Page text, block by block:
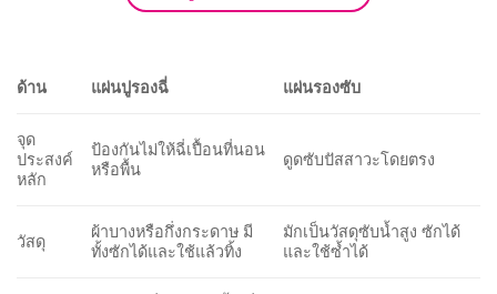
ด้าน แผ่นปูรองฉี่ แผ่นรองซับ
จุด
ประสงค์
หลัก
ป้องกันไม่ให้ฉี่เปื้อนที่นอน
หรือพื้น
ดูดซับปัสสาวะโดยตรง
วัสดุ
ผ้าบางหรือกึ่งกระดาษ มี
ทั้งซักได้และใช้แล้วทิ้ง
มักเป็นวัสดุซับน้ำสูง ซักได้
และใช้ซ้ำได้